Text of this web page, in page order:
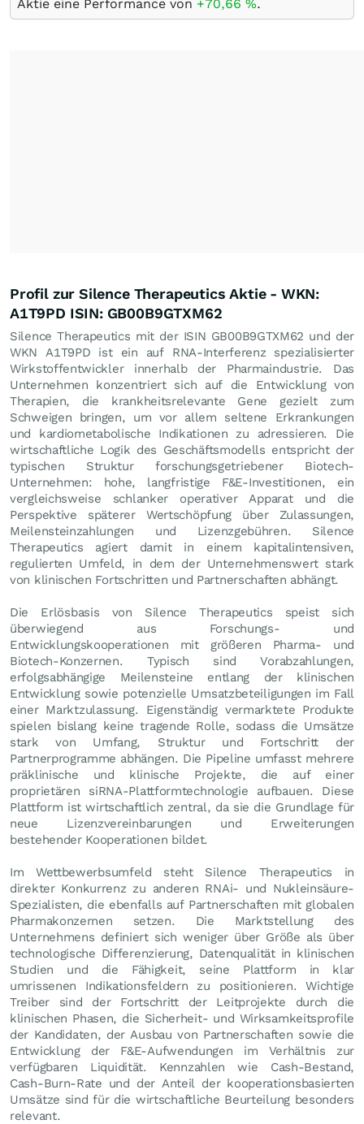
Aktie eine Performance von +70,66 %.
Profil zur Silence Therapeutics Aktie - WKN:
A1T9PD ISIN: GB00B9GTXM62
Silence Therapeutics mit der ISIN GB00B9GTXM62 und der
WKN A1T9PD ist ein auf RNA-Interferenz spezialisierter
Wirkstoffentwickler innerhalb der Pharmaindustrie. Das
Unternehmen konzentriert sich auf die Entwicklung von
Therapien, die krankheitsrelevante Gene gezielt zum
Schweigen bringen, um vor allem seltene Erkrankungen
und kardiometabolische Indikationen zu adressieren. Die
wirtschaftliche Logik des Geschäftsmodells entspricht der
typischen Struktur forschungsgetriebener Biotech-
Unternehmen: hohe, langfristige F&E-Investitionen, ein
vergleichsweise schlanker operativer Apparat und die
Perspektive späterer Wertschöpfung über Zulassungen,
Meilensteinzahlungen und Lizenzgebühren. Silence
Therapeutics agiert damit in einem kapitalintensiven,
regulierten Umfeld, in dem der Unternehmenswert stark
von klinischen Fortschritten und Partnerschaften abhängt.
Die Erlösbasis von Silence Therapeutics speist sich
überwiegend aus Forschungs- und
Entwicklungskooperationen mit größeren Pharma- und
Biotech-Konzernen. Typisch sind Vorabzahlungen,
erfolgsabhängige Meilensteine entlang der klinischen
Entwicklung sowie potenzielle Umsatzbeteiligungen im Fall
einer Marktzulassung. Eigenständig vermarktete Produkte
spielen bislang keine tragende Rolle, sodass die Umsätze
stark von Umfang, Struktur und Fortschritt der
Partnerprogramme abhängen. Die Pipeline umfasst mehrere
präklinische und klinische Projekte, die auf einer
proprietären siRNA-Plattformtechnologie aufbauen. Diese
Plattform ist wirtschaftlich zentral, da sie die Grundlage für
neue Lizenzvereinbarungen und Erweiterungen
bestehender Kooperationen bildet.
Im Wettbewerbsumfeld steht Silence Therapeutics in
direkter Konkurrenz zu anderen RNAi- und Nukleinsäure-
Spezialisten, die ebenfalls auf Partnerschaften mit globalen
Pharmakonzernen setzen. Die Marktstellung des
Unternehmens definiert sich weniger über Größe als über
technologische Differenzierung, Datenqualität in klinischen
Studien und die Fähigkeit, seine Plattform in klar
umrissenen Indikationsfeldern zu positionieren. Wichtige
Treiber sind der Fortschritt der Leitprojekte durch die
klinischen Phasen, die Sicherheit- und Wirksamkeitsprofile
der Kandidaten, der Ausbau von Partnerschaften sowie die
Entwicklung der F&E-Aufwendungen im Verhältnis zur
verfügbaren Liquidität. Kennzahlen wie Cash-Bestand,
Cash-Burn-Rate und der Anteil der kooperationsbasierten
Umsätze sind für die wirtschaftliche Beurteilung besonders
relevant.